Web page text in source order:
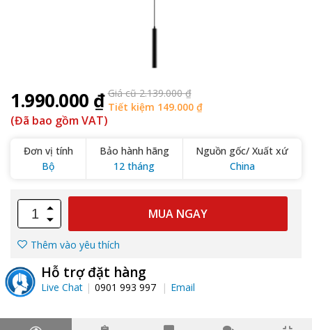
1.990.000 ₫ Giá cũ 2.139.000 ₫
Tiết kiệm 149.000 ₫
(Đã bao gồm VAT)
Đơn vị tính
Bộ
Bảo hành hãng
12 tháng
Nguồn gốc/ Xuất xứ
China
MUA NGAY
Thêm vào yêu thích
Hỗ trợ đặt hàng
Live Chat 0901 993 997 Email